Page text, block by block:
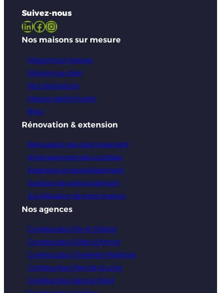
Suivez-nous
LinkedIn Facebook Instagram
Nos maisons sur mesure
Maisons sur mesure
Maisons sur plan
Nos réalisations
Maison performante
Blog
Rénovation & extension
Rénovation de votre logement
Aménagement des combles
Extension et agrandissement
Isolation de votre logement
Sur élévation de votre maison
Nos agences
Constructeur Ille-et-Vilaine
Constructeur Côtes d’Armor
Constructeur Charente-Maritime
Constructeur Pays de la Loire
Constructeur dans le Nord